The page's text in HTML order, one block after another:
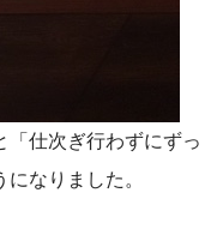
「仕次ぎ行わずにずっ
なりました。